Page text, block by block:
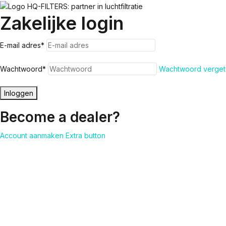
Zakelijke login
E-mail adres*
Wachtwoord* Wachtwoord
Inloggen
Become a dealer?
Account aanmaken Extra button